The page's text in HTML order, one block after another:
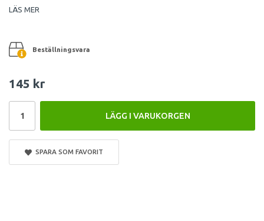
LÄS MER
Beställningsvara
145 kr
LÄGG I VARUKORGEN
SPARA SOM FAVORIT